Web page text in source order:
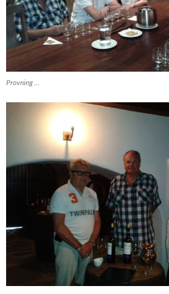
Provning …